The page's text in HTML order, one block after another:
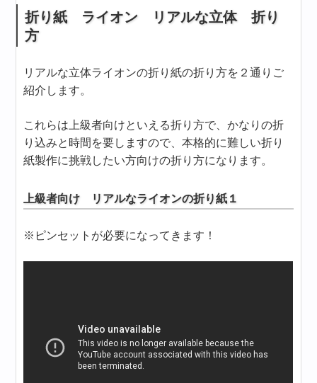
折り紙 ライオン リアルな立体 折り
方
リアルな立体ライオンの折り紙の折り方を２通りご
紹介します。
これらは上級者向けといえる折り方で、かなりの折
り込みと時間を要しますので、本格的に難しい折り
紙製作に挑戦したい方向けの折り方になります。
上級者向け リアルなライオンの折り紙１
※ピンセットが必要になってきます！